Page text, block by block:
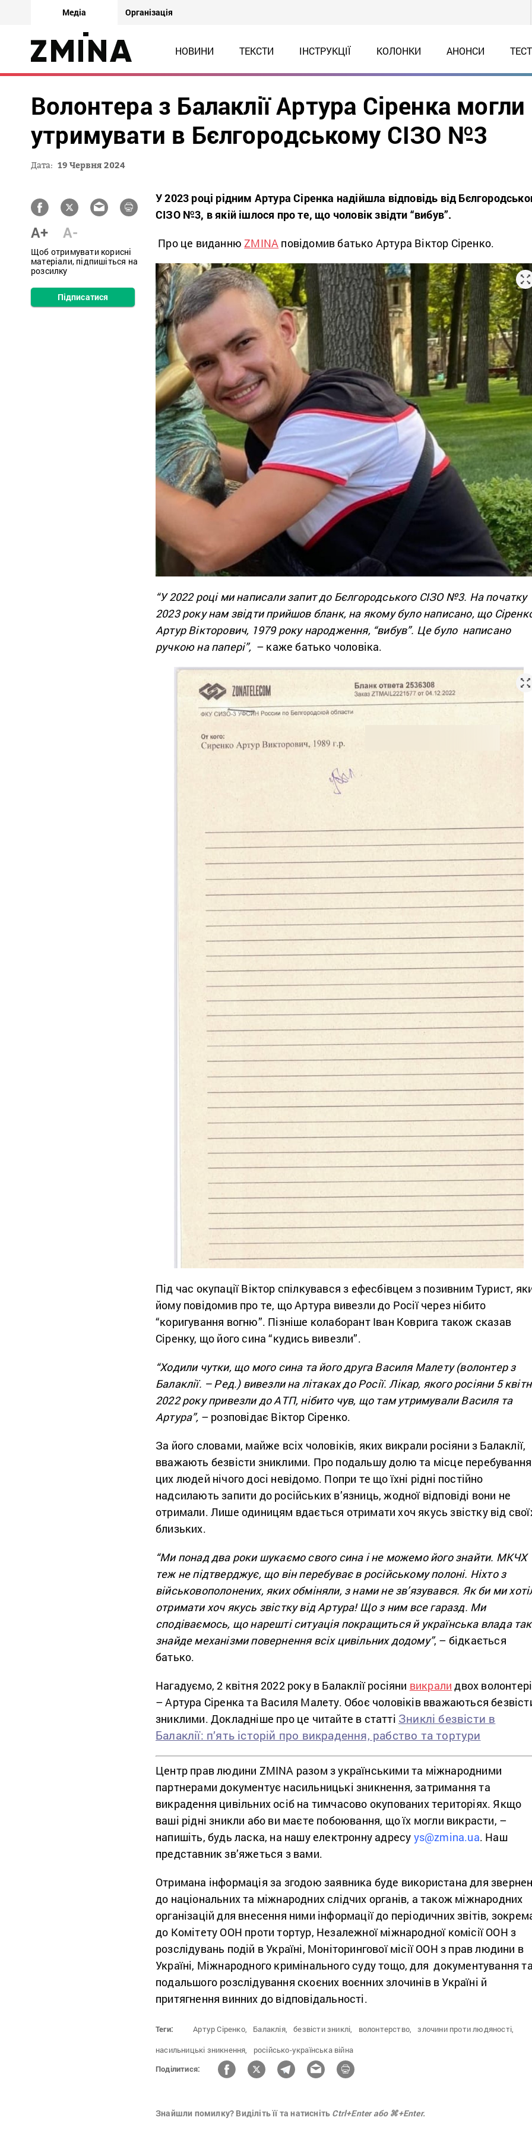
Медіа Організація
НОВИНИ ТЕКСТИ ІНСТРУКЦІЇ КОЛОНКИ АНОНСИ
Волонтера з Балаклії Артура Сіренка могли
утримувати в Бєлгородському СІЗО №3
Дата: 19 Червня 2024
A+ A-
Щоб отримувати корисні
матеріали, підпишіться на
розсилку
Підписатися
У 2023 році рідним Артура Сіренка надійшла відповідь від
СІЗО №3, в якій ішлося про те, що чоловік звідти “вибув”.
Про це виданнюZMINA повідомив батько Артура Віктор Сіренко.
“У 2022 році ми написали запит до Бєлгородського СІЗО №3. На початку
2023 року нам звідти прийшов бланк, на якому було написано, що
Артур Вікторович, 1979 року народження, “вибув”. Це було написано
ручкою на папері”, – каже батько чоловіка.
Під час окупації Віктор спілкувався з ефесбівцем з позивним Турист,
йому повідомив про те, що Артура вивезли до Росії через нібито
“коригування вогню”. Пізніше колаборант Іван Коврига також сказав
Сіренку, що його сина “кудись вивезли”.
“Ходили чутки, що мого сина та його друга Василя Малету (волонтер з
Балаклії. – Ред.) вивезли на літаках до Росії. Лікар, якого росіяни 5
2022 року привезли до АТП, нібито чув, що там утримували Василя та
Артура”, – розповідає Віктор Сіренко.
За його словами, майже всіх чоловіків, яких викрали росіяни з Балаклії,
вважають безвісти зниклими. Про подальшу долю та місце перебування
цих людей нічого досі невідомо. Попри те що їхні рідні постійно
надсилають запити до російських в’язниць, жодної відповіді вони не
отримали. Лише одиницям вдається отримати хоч якусь звістку від
близьких.
“Ми понад два роки шукаємо свого сина і не можемо його знайти. МКЧХ
теж не підтверджує, що він перебуває в російському полоні. Ніхто з
військовополонених, яких обміняли, з нами не зв’язувався. Як би ми
отримати хоч якусь звістку від Артура! Що з ним все гаразд. Ми
сподіваємось, що нарешті ситуація покращиться й українська влада
знайде механізми повернення всіх цивільних додому”, – бідкається
батько.
Нагадуємо, 2 квітня 2022 року в Балаклії росіяни викрали двох
– Артура Сіренка та Василя Малету. Обоє чоловіків вважаються
зниклими. Докладніше про це читайте в статті Зниклі безвісти в
Балаклії: п’ять історій про викрадення, рабство та тортури
Центр прав людини ZMINA разом з українськими та міжнародними
партнерами документує насильницькі зникнення, затримання та
викрадення цивільних осіб на тимчасово окупованих територіях. Якщо
ваші рідні зникли або ви маєте побоювання, що їх могли викрасти, –
напишіть, будь ласка, на нашу електронну адресу ys@zmina.ua. Наш
представник зв’яжеться з вами.
Отримана інформація за згодою заявника буде використана для
до національних та міжнародних слідчих органів, а також міжнародних
організацій для внесення ними інформації до періодичних звітів,
до Комітету ООН проти тортур, Незалежної міжнародної комісії ООН з
розслідувань подій в Україні, Моніторингової місії ООН з прав людини в
Україні, Міжнародного кримінального суду тощо, для документування
подальшого розслідування скоєних воєнних злочинів в Україні й
притягнення винних до відповідальності.
Теги: Артур Сіренко, Балаклія, безвісти зниклі, волонтерство,
злочини проти людяності,
насильницькі зникнення,
російсько-українська війна
Поділитися:
Знайшли помилку? Виділіть її та натисніть Ctrl+Enter або ⌘+Enter.